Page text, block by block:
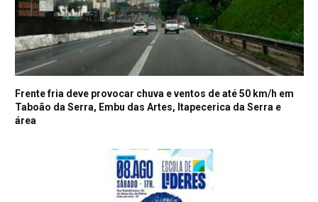
Frente fria deve provocar chuva e ventos de até 50 km/h em
Taboão da Serra, Embu das Artes, Itapecerica da Serra e
área